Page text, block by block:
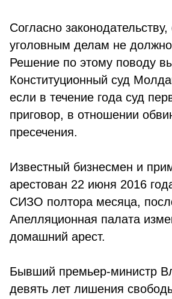
Согласно
уголовным делам не
Решение по этому поводу
Конституционный суд
если в течение года суд
приговор, в отношении
пресечения.
Известный бизнесмен и
арестован 22 июня 2016
СИЗО полтора месяца,
Апелляционная палата
домашний арест.
Бывший премьер-министр
девять лет лишения